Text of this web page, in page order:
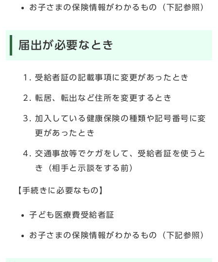
お子さまの保険情報がわかるもの（下記参照）
届出が必要なとき
受給者証の記載事項に変更があったとき
転居、転出など住所を変更するとき
加入している健康保険の種類や記号番号に変
更があったとき
交通事故等でケガをして、受給者証を使うと
き（相手と示談をする前）
【手続きに必要なもの】
子ども医療費受給者証
お子さまの保険情報がわかるもの（下記参照）